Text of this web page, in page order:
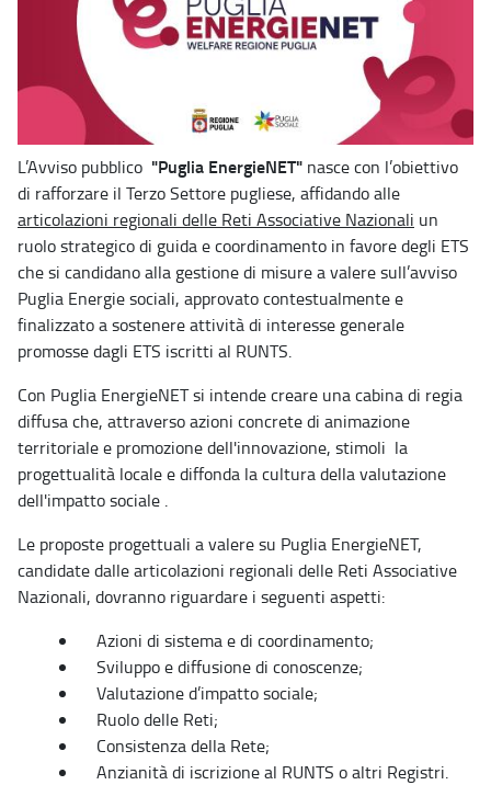
L’Avviso pubblico "Puglia EnergieNET" nasce con l’obiettivo
di rafforzare il Terzo Settore pugliese, affidando alle
articolazioni regionali delle Reti Associative Nazionali un
ruolo strategico di guida e coordinamento in favore degli ETS
che si candidano alla gestione di misure a valere sull’avviso
Puglia Energie sociali, approvato contestualmente e
finalizzato a sostenere attività di interesse generale
promosse dagli ETS iscritti al RUNTS.
Con Puglia EnergieNET si intende creare una cabina di regia
diffusa che, attraverso azioni concrete di animazione
territoriale e promozione dell'innovazione, stimoli la
progettualità locale e diffonda la cultura della valutazione
dell'impatto sociale .
Le proposte progettuali a valere su Puglia EnergieNET,
candidate dalle articolazioni regionali delle Reti Associative
Nazionali, dovranno riguardare i seguenti aspetti:
Azioni di sistema e di coordinamento;
Sviluppo e diffusione di conoscenze;
Valutazione d’impatto sociale;
Ruolo delle Reti;
Consistenza della Rete;
Anzianità di iscrizione al RUNTS o altri Registri.